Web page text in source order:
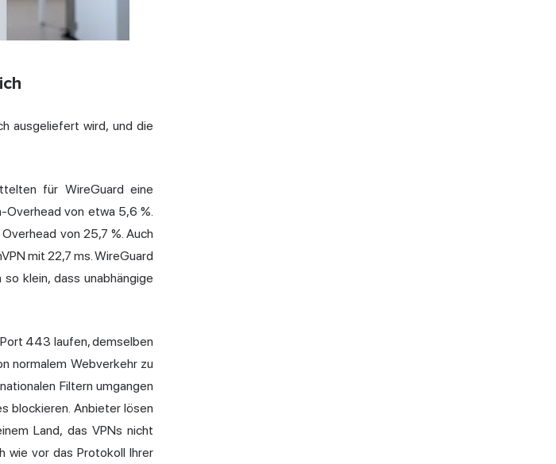
ausgeliefert wird, und die
für WireGuard eine
von etwa 5,6 %.
von 25,7 %. Auch
mit 22,7 ms. WireGuard
klein, dass unabhängige
Port 443 laufen, demselben
normalem Webverkehr zu
Filtern umgangen
blockieren. Anbieter lösen
Land, das VPNs nicht
wie vor das Protokoll Ihrer